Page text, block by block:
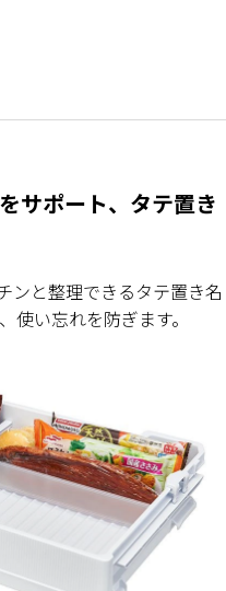
サポート、タテ置き
ンと整理できるタテ置き名
使い忘れを防ぎます。